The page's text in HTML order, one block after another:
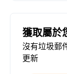
獲取屬於
沒有垃圾郵
更新